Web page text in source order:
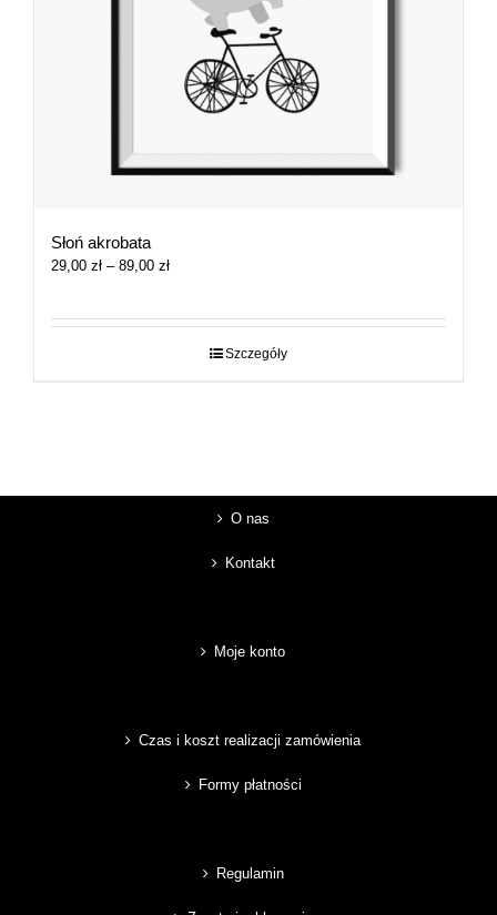
Słoń akrobata
29,00 zł – 89,00 złZakres
29,00 zł
Szczegóły
O nas
Kontakt
Moje konto
Czas i koszt realizacji zamówienia
Formy płatności
Regulamin